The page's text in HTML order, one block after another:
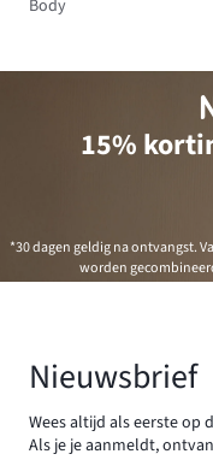
Body
15%
*30 dagen geldig na ontvangst.
worden
Nieuwsbrief
Wees altijd als eerste op
Als je je aanmeldt,